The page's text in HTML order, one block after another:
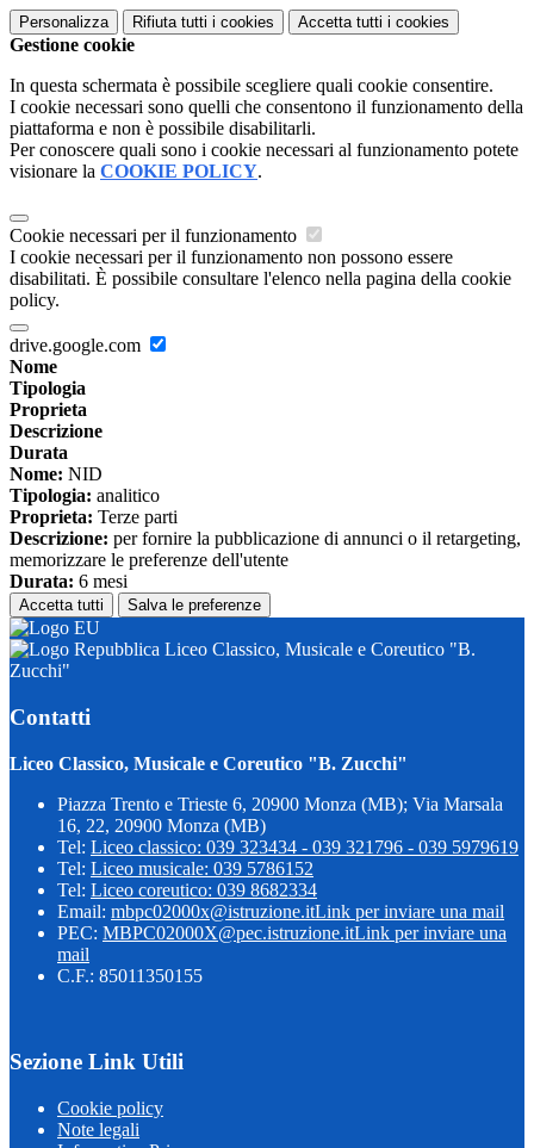
Personalizza Rifiuta tutti i cookies Accetta tutti i cookies
Gestione cookie
In questa schermata è possibile scegliere quali cookie consentire.
I cookie necessari sono quelli che consentono il funzionamento della
piattaforma e non è possibile disabilitarli.
Per conoscere quali sono i cookie necessari al funzionamento potete
visionare la COOKIE POLICY.
Cookie necessari per il funzionamento
I cookie necessari per il funzionamento non possono essere
disabilitati. È possibile consultare l'elenco nella pagina della cookie
policy.
drive.google.com
Nome
Tipologia
Proprieta
Descrizione
Durata
Nome: NID
Tipologia: analitico
Proprieta: Terze parti
Descrizione: per fornire la pubblicazione di annunci o il retargeting,
memorizzare le preferenze dell'utente
Durata: 6 mesi
Accetta tutti Salva le preferenze
Liceo Classico, Musicale e Coreutico "B.
Zucchi"
Contatti
Liceo Classico, Musicale e Coreutico "B. Zucchi"
Piazza Trento e Trieste 6, 20900 Monza (MB); Via Marsala
16, 22, 20900 Monza (MB)
Tel: Liceo classico: 039 323434 - 039 321796 - 039 5979619
Tel: Liceo musicale: 039 5786152
Tel: Liceo coreutico: 039 8682334
Email: mbpc02000x@istruzione.itLink per inviare una mail
PEC: MBPC02000X@pec.istruzione.itLink per inviare una
mail
C.F.: 85011350155
Sezione Link Utili
Cookie policy
Note legali